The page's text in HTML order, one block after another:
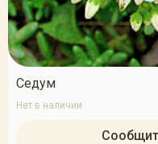
Седум
Нет в наличии